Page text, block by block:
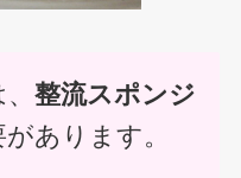
、整流スポンジ
あります。